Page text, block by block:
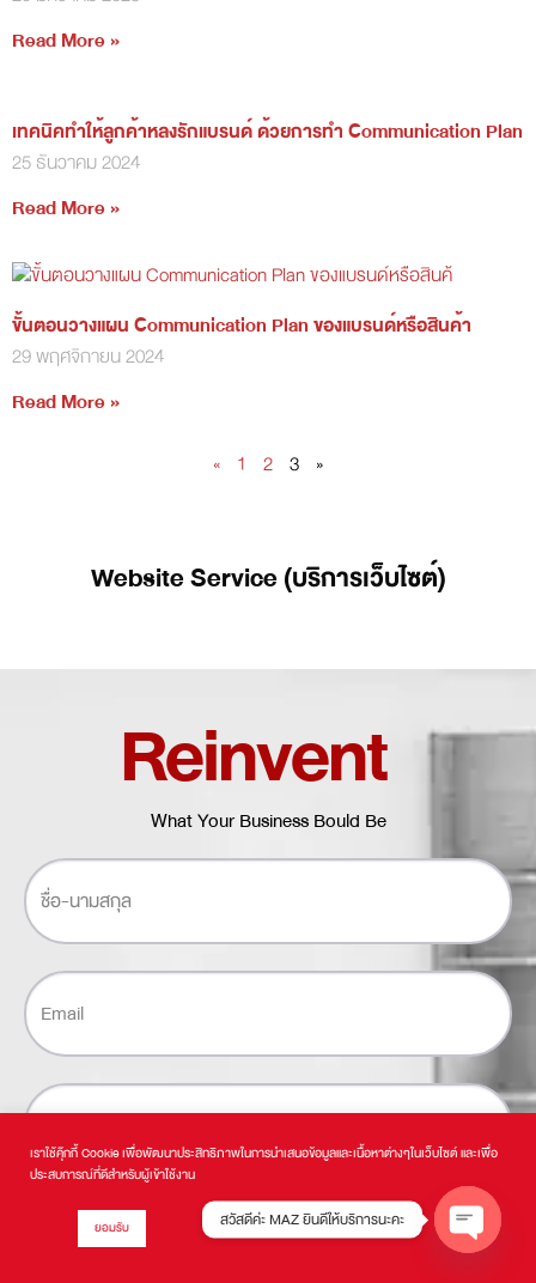
Read More »
เทคนิคทำให้ลูกค้าหลงรักแบรนด์ ด้วยการทำ Communication Plan
25 ธันวาคม 2024
Read More »
ขั้นตอนวางแผน Communication Plan ของแบรนด์หรือสินค้า
29 พฤศจิกายน 2024
Read More »
« 1 2 3 »
Website Service (บริการเว็บไซต์)
Reinvent
What Your Business Bould Be
เราใช้คุ๊กกี้ Cookie เพื่อพัฒนาประสิทธิภาพในการนำเสนอข้อมูลและเนื้อหาต่างๆในเว็บไซต์ และเพื่อ
ประสบการณ์ที่ดีสำหรับผู้เข้าใช้งาน
ยอมรับ สวัสดีค่ะ MAZ ยินดีให้บริการนะคะ